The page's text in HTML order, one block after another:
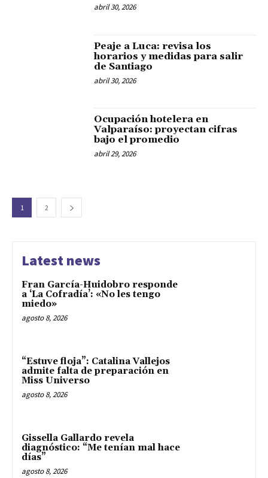
abril 30, 2026
Peaje a Luca: revisa los
horarios y medidas para salir
de Santiago
abril 30, 2026
Ocupación hotelera en
Valparaíso: proyectan cifras
bajo el promedio
abril 29, 2026
1 2
Latest news
Fran García-Huidobro responde
a ‘La Cofradía’: «No les tengo
miedo»
agosto 8, 2026
“Estuve floja”: Catalina Vallejos
admite falta de preparación en
Miss Universo
agosto 8, 2026
Gissella Gallardo revela
diagnóstico: “Me tenían mal hace
días”
agosto 8, 2026